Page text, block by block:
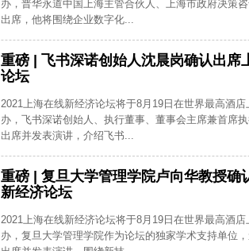
办，普华永道中国上海主管合伙人、上海市政府决策
出席，他将围绕企业数字化...
重磅 | 飞书深诺创始人沈晨岗确认出席
论坛
2021上海在线新经济论坛将于8月19日在世界最高酒
办，飞书深诺创始人、执行董事、董事会主席兼首席
出席并发表演讲，介绍飞书...
重磅 | 复旦大学管理学院卢向华教授确
新经济论坛
2021上海在线新经济论坛将于8月19日在世界最高酒
办，复旦大学管理学院作为论坛的独家学术支持单位